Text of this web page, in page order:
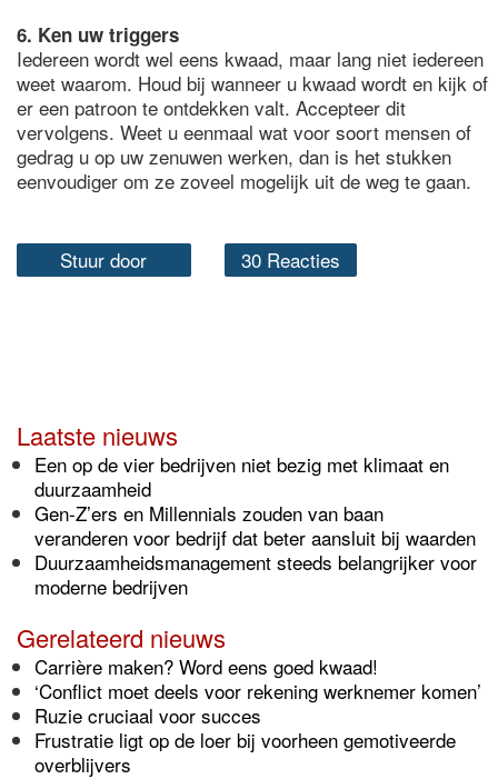
6. Ken uw triggers
Iedereen wordt wel eens kwaad, maar lang niet iedereen
weet waarom. Houd bij wanneer u kwaad wordt en kijk of
er een patroon te ontdekken valt. Accepteer dit
vervolgens. Weet u eenmaal wat voor soort mensen of
gedrag u op uw zenuwen werken, dan is het stukken
eenvoudiger om ze zoveel mogelijk uit de weg te gaan.
Stuur door 30 Reacties
Laatste nieuws
Een op de vier bedrijven niet bezig met klimaat en
duurzaamheid
Gen-Z’ers en Millennials zouden van baan
veranderen voor bedrijf dat beter aansluit bij waarden
Duurzaamheidsmanagement steeds belangrijker voor
moderne bedrijven
Gerelateerd nieuws
Carrière maken? Word eens goed kwaad!
‘Conflict moet deels voor rekening werknemer komen’
Ruzie cruciaal voor succes
Frustratie ligt op de loer bij voorheen gemotiveerde
overblijvers